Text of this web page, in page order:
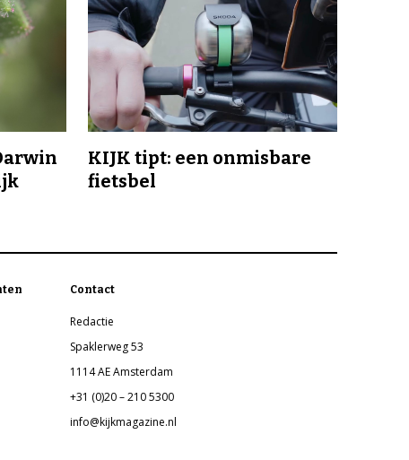
KIJK tipt: een onmisbare
fietsbel
Contact
Redactie
Spaklerweg 53
1114 AE Amsterdam
+31 (0)20 – 210 5300
info@kijkmagazine.nl